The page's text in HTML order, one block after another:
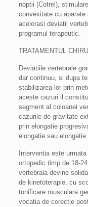
noptii (Cotrel),
convexitate cu
acelorasi deviatii
programul terapeutic.
TRATAMENTUL
Deviatiile vertebrale
dar continuu, si dupa
stabilizarea lor prin
aceste cazuri il
segment al coloanei
cazurile de gravitate
prin elongatie
elongatie sau
Interventia este
ortopedic timp de 18-
vertebrala devine
de kinetoterapie, cu
tonificare musculara
vocatia de corectie